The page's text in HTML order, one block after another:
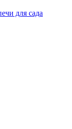
для сада